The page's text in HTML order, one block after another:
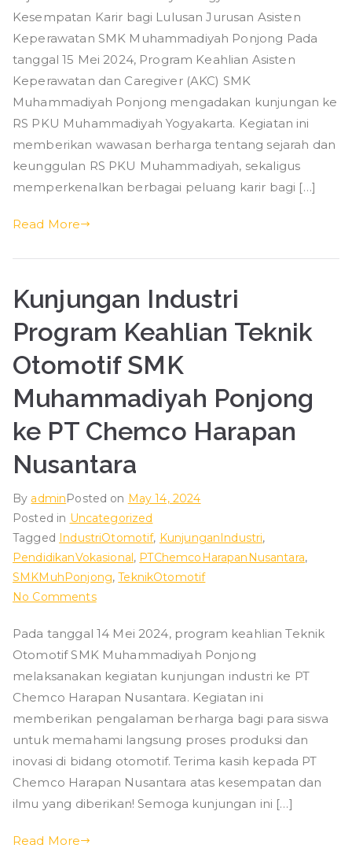
:
Program
Keahlian
AKC
ke
Yogyakarta
Kesempatan Karir bagi Lulusan Jurusan Asisten
Keperawatan SMK Muhammadiyah Ponjong Pada
tanggal 15 Mei 2024, Program Keahlian Asisten
Keperawatan dan Caregiver (AKC) SMK
Muhammadiyah Ponjong mengadakan kunjungan ke
RS PKU Muhammadiyah Yogyakarta. Kegiatan ini
memberikan wawasan berharga tentang sejarah dan
keunggulan RS PKU Muhammadiyah, sekaligus
memperkenalkan berbagai peluang karir bagi […]
Read More
Kunjungan Industri
Program Keahlian Teknik
Otomotif SMK
Muhammadiyah Ponjong
ke PT Chemco Harapan
Nusantara
By adminPosted on May 14, 2024
Posted in Uncategorized
Tagged IndustriOtomotif, KunjunganIndustri,
PendidikanVokasional, PTChemcoHarapanNusantara,
SMKMuhPonjong,TeknikOtomotif
No Commentson
Industri
Program
Keahlian
Teknik
Otomotif
SMK
Muhammadiyah
ke
PT
Pada tanggal 14 Mei 2024, program keahlian Teknik
Otomotif SMK Muhammadiyah Ponjong
melaksanakan kegiatan kunjungan industri ke PT
Chemco Harapan Nusantara. Kegiatan ini
memberikan pengalaman berharga bagi para siswa
untuk memahami langsung proses produksi dan
inovasi di bidang otomotif. Terima kasih kepada PT
Chemco Harapan Nusantara atas kesempatan dan
ilmu yang diberikan! Semoga kunjungan ini […]
Read More